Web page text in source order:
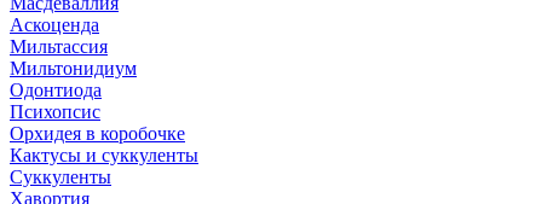
Аскоценда
Мильтассия
Мильтонидиум
Одонтиода
Психопсис
Орхидея в коробочке
Кактусы и суккуленты
Суккуленты
Хавортия